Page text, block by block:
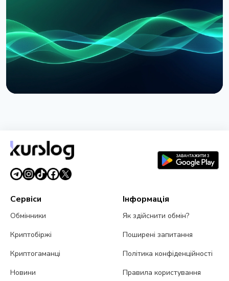
Delegation після виправлення вразливостей
1 серпня 2026 р.
30 липня 2026 р.4 хв читання
Сервіси
Обмінники
Криптобіржі
Криптогаманці
Новини
Інформація
Як здійснити обмін?
Поширені запитання
Політика конфіденційності
Правила користування